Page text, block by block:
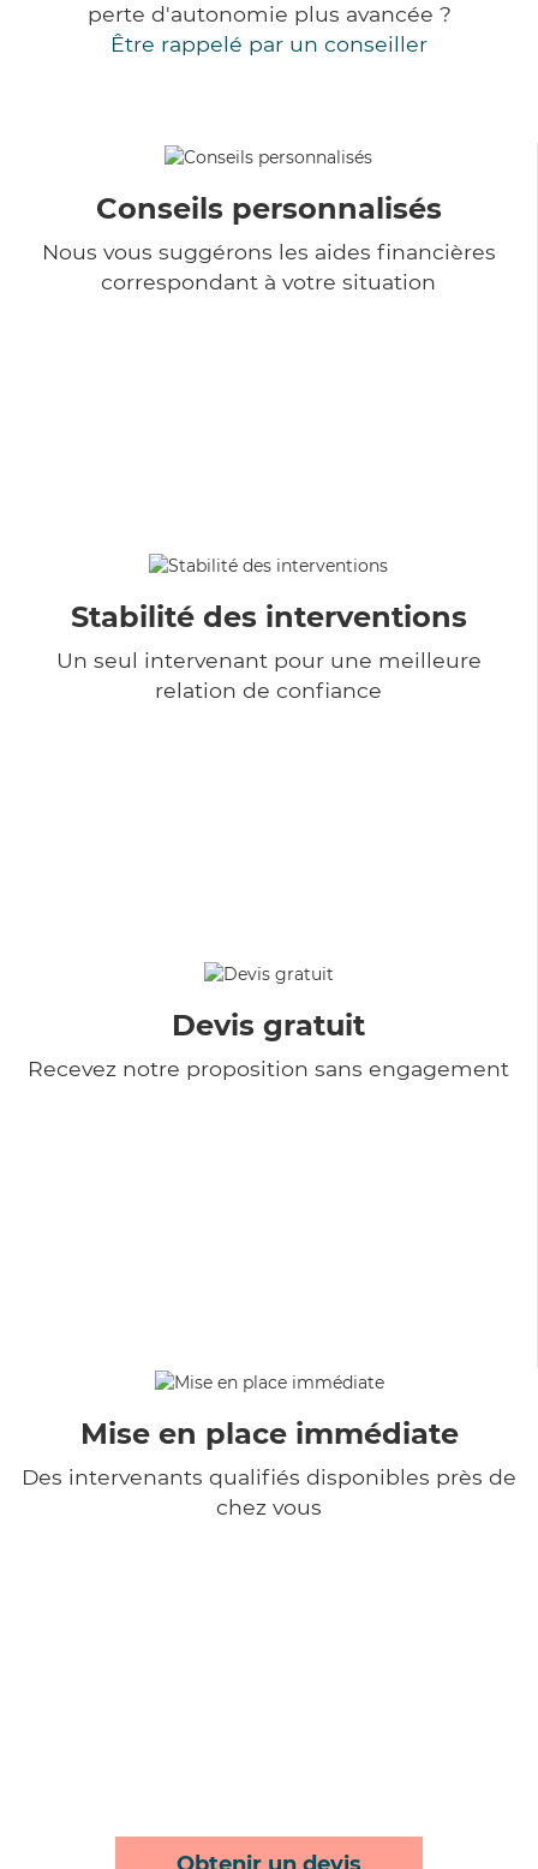
perte d'autonomie plus avancée ?
Être rappelé par un conseiller
Conseils personnalisés
Nous vous suggérons les aides financières
correspondant à votre situation
Stabilité des interventions
Un seul intervenant pour une meilleure
relation de confiance
Devis gratuit
Recevez notre proposition sans engagement
Mise en place immédiate
Des intervenants qualifiés disponibles près de
chez vous